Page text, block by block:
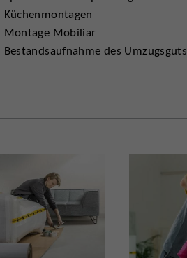
Küchenmontagen
Montage Mobiliar
Bestandsaufnahme des Umzugsguts